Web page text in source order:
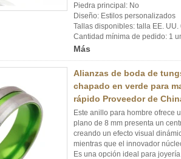
Piedra principal: No
Diseño: Estilos personalizados
Tallas disponibles: talla EE.
Cantidad mínima de pedido: 1
Más
Alianzas de boda de
chapado en verde para
rápido Proveedor de
Este anillo para hombre ofrece
plano de 8 mm presenta un
creando un efecto visual
mientras que el innovador
Es una opción ideal para